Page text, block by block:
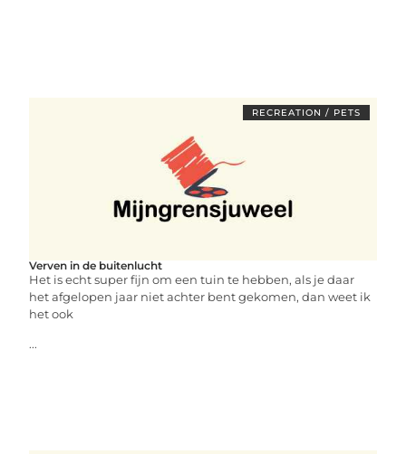
RECREATION / PETS
Verven in de buitenlucht
Het is echt super fijn om een tuin te hebben, als je daar
het afgelopen jaar niet achter bent gekomen, dan weet ik
het ook
...